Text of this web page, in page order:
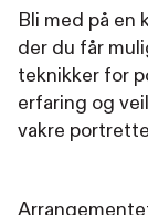
Bli med på en
der du får
teknikker for
erfaring og
vakre